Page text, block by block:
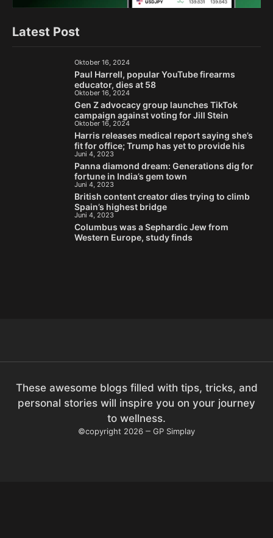
Latest Post
Oktober 16, 2024
Paul Harrell, popular YouTube firearms
educator, dies at 58
Oktober 16, 2024
Gen Z advocacy group launches TikTok
campaign against voting for Jill Stein
Oktober 16, 2024
Harris releases medical report saying she’s
fit for office; Trump has yet to provide his
Juni 4, 2023
Panna diamond dream: Generations dig for
fortune in India’s gem town
Juni 4, 2023
British content creator dies trying to climb
Spain’s highest bridge
Juni 4, 2023
Columbus was a Sephardic Jew from
Western Europe, study finds
These awesome blogs filled with tips, tricks, and
personal stories will inspire you on your journey
to wellness.
©copyright 2026 GP Simplay